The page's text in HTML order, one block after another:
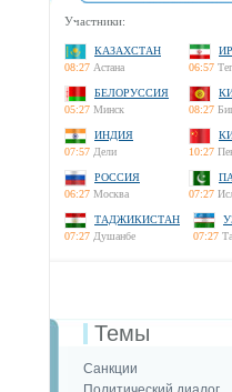
Участники:
КАЗАХСТАН
08:27 Астана
06:57
БЕЛОРУССИЯ
05:27 Минск
08:27
ИНДИЯ
07:57 Дели
10:27
РОССИЯ
06:27 Москва
07:27
ТАДЖИКИСТАН
07:27 Душанбе
07:27
Темы
Санкции